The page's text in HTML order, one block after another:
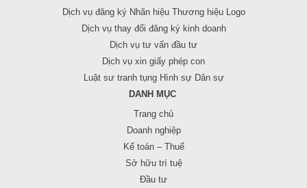
Dịch vụ đăng ký Nhãn hiệu Thương hiệu Logo
Dịch vụ thay đổi đăng ký kinh doanh
Dịch vụ tư vấn đầu tư
Dịch vụ xin giấy phép con
Luật sư tranh tụng Hình sự Dân sự
DANH MỤC
Trang chủ
Doanh nghiệp
Kế toán – Thuế
Sở hữu trí tuệ
Đầu tư